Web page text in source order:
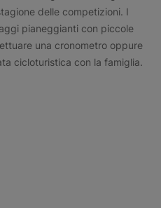
delle competizioni. I
pianeggianti con piccole
una cronometro oppure
cicloturistica con la famiglia.